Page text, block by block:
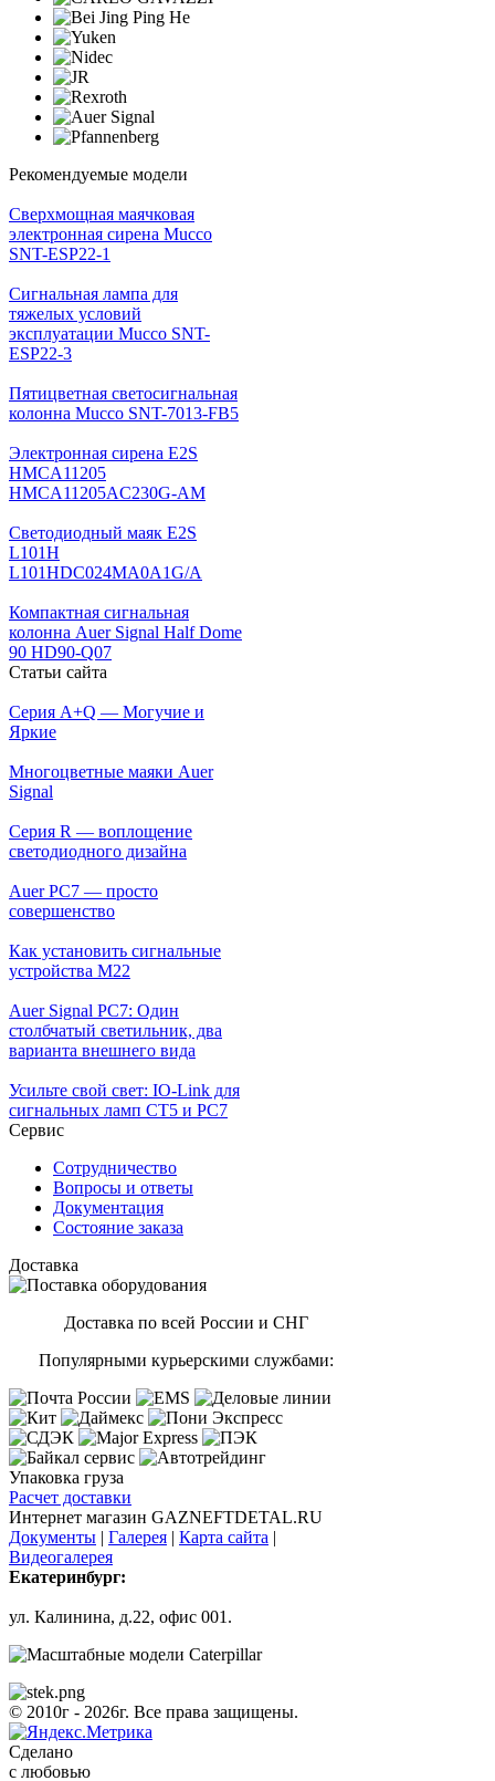
Рекомендуемые модели
Cверхмощная маячковая
электронная сирена Mucco
SNT-ESP22-1
Сигнальная лампа для
тяжелых условий
эксплуатации Mucco SNT-
ESP22-3
Пятицветная светосигнальная
колонна Mucco SNT-7013-FB5
Электронная сирена E2S
HMCA11205
HMCA11205AC230G-AM
Светодиодный маяк E2S
L101H
L101HDC024MA0A1G/A
Компактная сигнальная
колонна Auer Signal Half Dome
90 HD90-Q07
Статьи сайта
Серия A+Q — Могучие и
Яркие
Многоцветные маяки Auer
Signal
Серия R — воплощение
светодиодного дизайна
Auer PC7 — просто
совершенство
Как установить сигнальные
устройства М22
Auer Signal PC7: Один
столбчатый светильник, два
варианта внешнего вида
Усильте свой свет: IO-Link для
сигнальных ламп CT5 и PC7
Сервис
Сотрудничество
Вопросы и ответы
Документация
Состояние заказа
Доставка
Доставка по всей России и СНГ
Популярными курьерскими службами:
Упаковка груза
Расчет доставки
Интернет магазин GAZNEFTDETAL.RU
Документы | Галерея | Карта сайта |
Видеогалерея
Екатеринбург:
ул. Калинина, д.22, офис 001.
© 2010г - 2026г. Все права защищены.
Сделано
с любовью